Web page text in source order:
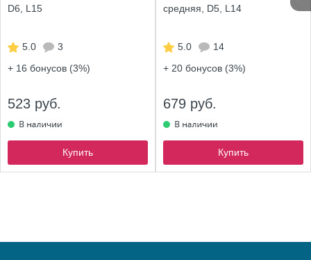
D6, L15
5.0
3
+ 16 бонусов (3%)
523 руб.
Купить
средняя, D5, L14
5.0
14
+ 20 бонусов (3%)
679 руб.
Купить